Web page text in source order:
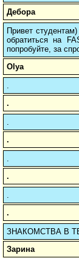
Дебора
Привет
обратиться на
попробуйте, за
Olya
.
.
.
.
.
.
.
.
ЗНАКОМСТВА В
Зарина